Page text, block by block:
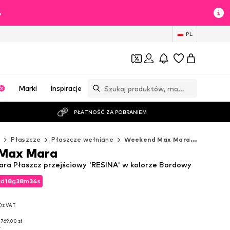
PL
Marki Inspiracje
PŁATNOŚĆ ZA POBRANIEM
Płaszcze Płaszcze wełniane Weekend Max Mara Płaszcze wełniane
d18g38m32s
z VAT
769,00 zł
d18g38m32s
Płaszcz przejściowy 'RESINA' w kolorze Bordowy
Mara